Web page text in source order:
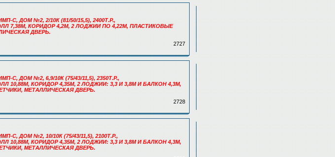
ДОМ №2, 2/10К (81/50/15,5), 2400Т.Р.,
7,38М, КОРИДОР 4,2М, 2 ЛОДЖИИ ПО 4,22М, ПЛАСТИКОВЫЕ
ДВЕРЬ.
2727
ДОМ №2, 6,9/10К (75/43/11,5), 2350Т.Р.,
КОРИДОР 4,35М, 2 ЛОДЖИИ: 3,3 И 3,8М И БАЛКОН 4,3М,
МЕТАЛЛИЧЕСКАЯ ДВЕРЬ.
2728
ДОМ №2, 10/10К (75/43/11,5), 2100Т.Р.,
КОРИДОР 4,35М, 2 ЛОДЖИИ: 3,3 И 3,8М И БАЛКОН 4,3М,
МЕТАЛЛИЧЕСКАЯ ДВЕРЬ.